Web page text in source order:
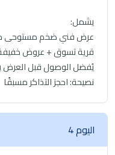
يشمل:
عرض فني ضخم مستوحى من
قرية تسوق + عروض
يُفضل الوصول قبل العرض
نصيحة: احجز التذاكر مسبقًا
اليوم 4